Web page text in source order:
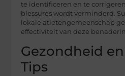
te identificeren en te
blessures wordt verminderd.
lokale atletengemeenschap
effectiviteit van deze
Gezondheid
Tips